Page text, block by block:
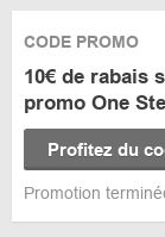
CODE PROMO
10€ de rabais
promo One
Profitez du
Promotion